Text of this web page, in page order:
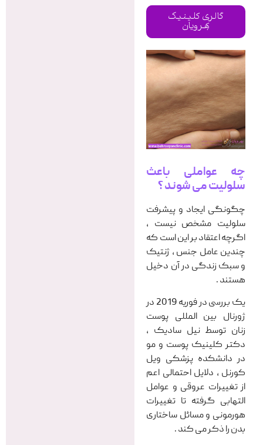
گالری کلینیک
بهرویان
چه عواملی باعث
سلولیت می شوند ؟
چگونگی ایجاد و پیشرفت
سلولیت مشخص نیست ،
اگرچه اعتقاد بر این است که
چندین عامل جنس ، ژنتیک
و سبک زندگی در آن دخیل
هستند .
یک بررسی در فوریه 2019 در
ژورنال بین المللی پوست
زنان توسط نیل سادیک ،
دکتر کلینیک پوست و مو
در دانشکده پزشکی ویل
کورنل ، دلایل احتمالی اعم
از تغییرات عروقی و عوامل
التهابی گرفته تا تغییرات
هورمونی و مسائل ساختاری
بدن را ذکر می کند .